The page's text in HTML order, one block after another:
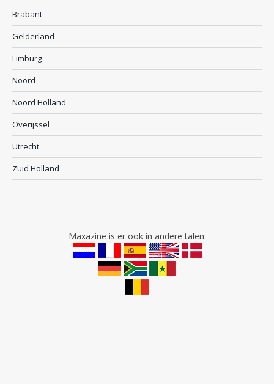
Brabant
Gelderland
Limburg
Noord
Noord Holland
Overijssel
Utrecht
Zuid Holland
Maxazine is er ook in andere talen: